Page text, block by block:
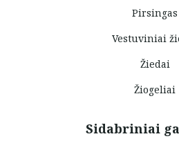
Pirsingas
Vestuviniai
Žiedai
Žiogeliai
Sidabriniai